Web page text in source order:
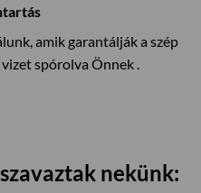
amik garantálják a szép
spórolva Önnek .
nekünk: